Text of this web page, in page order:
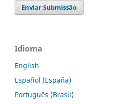
Enviar Submissão
Idioma
English
Español (España)
Português (Brasil)